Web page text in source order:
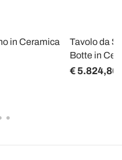
in Ceramica
Tavolo da
Botte in
€ 5.824,80